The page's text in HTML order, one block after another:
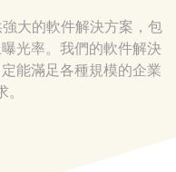
大的軟件解決方案，包
光率。我們的軟件解決
能滿足各種規模的企業